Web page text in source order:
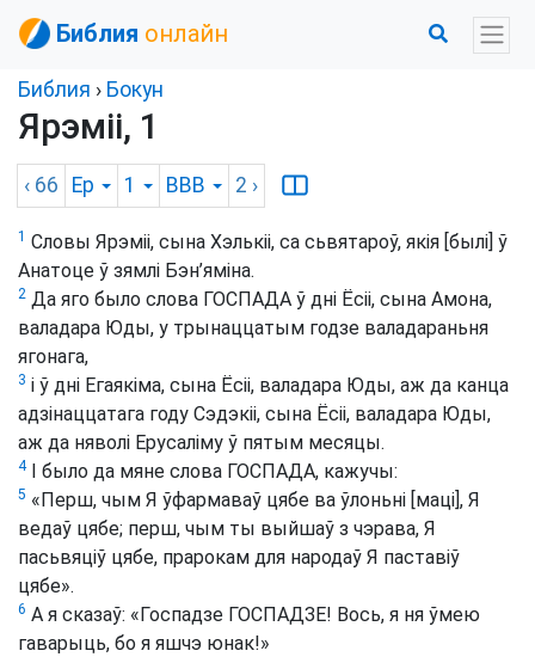
Библия онлайн
Библия › Бокун
Ярэміі, 1
‹ 66 Ер 1 BBB 2 ›
1 Словы Ярэміі, сына Хэлькіі, са сьвятароў, якія [былі] ў
Анатоце ў зямлі Бэн’яміна.
2 Да яго было слова ГОСПАДА ў дні Ёсіі, сына Амона,
валадара Юды, у трынаццатым годзе валадараньня
ягонага,
3 і ў дні Егаякіма, сына Ёсіі, валадара Юды, аж да канца
адзінаццатага году Сэдэкіі, сына Ёсіі, валадара Юды,
аж да няволі Ерусаліму ў пятым месяцы.
4І было да мяне слова ГОСПАДА, кажучы:
5 «Перш, чым Я ўфармаваў цябе ва ўлоньні [маці], Я
ведаў цябе; перш, чым ты выйшаў з чэрава, Я
пасьвяціў цябе, прарокам для народаў Я паставіў
цябе».
6 А я сказаў: «Госпадзе ГОСПАДЗЕ! Вось, я ня ўмею
гаварыць, бо я яшчэ юнак!»